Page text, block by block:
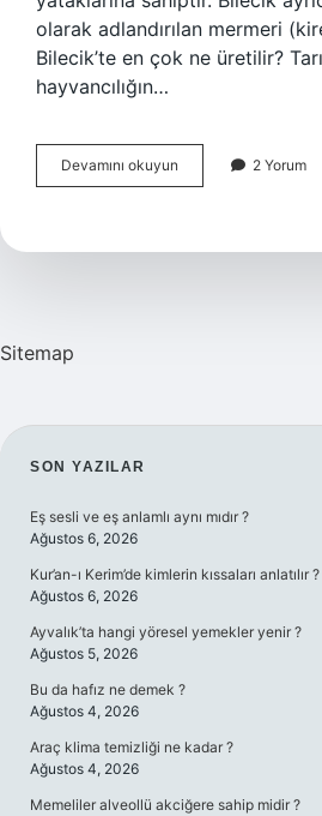
olarak adlandırılan mermeri
Bilecik’te en çok ne üretilir?
hayvancılığın…
Devamını okuyun
Hangi
2 Yorum
Sitemap
SIDEBAR
SON YAZILAR
Eş sesli ve eş anlamlı aynı mıdır ?
Ağustos 6, 2026
Kur’an-ı Kerim’de kimlerin kıssaları anlatılır ?
Ağustos 6, 2026
Ayvalık’ta hangi yöresel yemekler yenir ?
Ağustos 5, 2026
Bu da hafız ne demek ?
Ağustos 4, 2026
Araç klima temizliği ne kadar ?
Ağustos 4, 2026
Memeliler alveollü akciğere sahip midir ?